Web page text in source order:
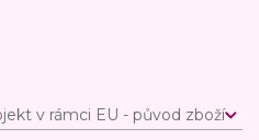
v rámci EU - původ zboží